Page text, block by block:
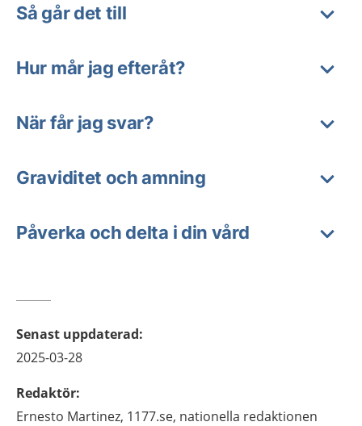
Så går det till
Hur mår jag efteråt?
När får jag svar?
Graviditet och amning
Påverka och delta i din vård
Senast uppdaterad:
2025-03-28
Redaktör:
Ernesto Martinez, 1177.se, nationella redaktionen